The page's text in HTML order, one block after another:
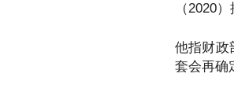
（2020
他指财政
套会再确